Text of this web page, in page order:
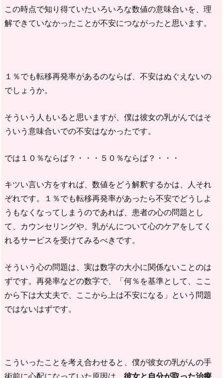
この時点で知り得ていたいろいろな数値の意味合いを、理
解できていなかったことが不安につながったと思います。
１％でも転移再発率があるのならば、不安はぬぐえないの
でしょうか。
そういう人もいると思いますが、僕は彼女の乳がんではそ
ういう意味合いでの不安はなかったです。
では１０％ならば？・・・５０％ならば？・・・
キツい言い方をすれば、数値をどう解釈するかは、人それ
ぞれです。１％でも転移再発率があったら不安でどうしよ
うもなくなってしまうのであれば、患者の心の問題とし
て、カウンセリングや、乳がんについて心のケアをしてく
れるサービスを受けてみるべきです。
そういう心の問題は、実は数字の大小に関係ないことのは
ずです。再発率などの数字で、「何％を基準として、ここ
から下は大丈夫で、ここから上は不安になる」という問題
ではないはずです。
こういったことを考え合わせると、僕が彼女の乳がんの手
術前に心配になっていた原因は、 彼女と自分が取った治療